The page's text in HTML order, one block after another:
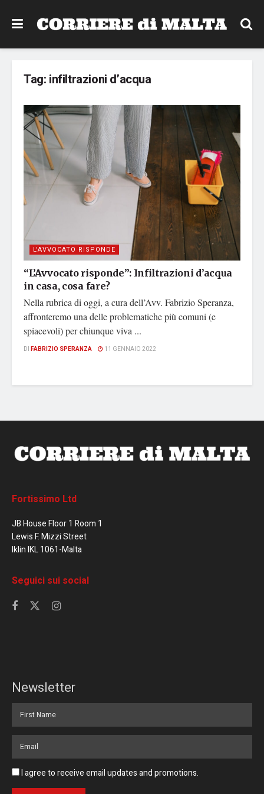
Tag: infiltrazioni d’acqua
L'AVVOCATO RISPONDE
“L’Avvocato risponde”: Infiltrazioni d’acqua
in casa, cosa fare?
Nella rubrica di oggi, a cura dell’Avv. Fabrizio Speranza,
affronteremo una delle problematiche più comuni (e
spiacevoli) per chiunque viva ...
DI FABRIZIO SPERANZA 11 GENNAIO 2022
Fortissimo Ltd
JB House Floor 1 Room 1
Lewis F. Mizzi Street
Iklin IKL 1061-Malta
Seguici sui social
Newsletter
I agree to receive email updates and promotions.